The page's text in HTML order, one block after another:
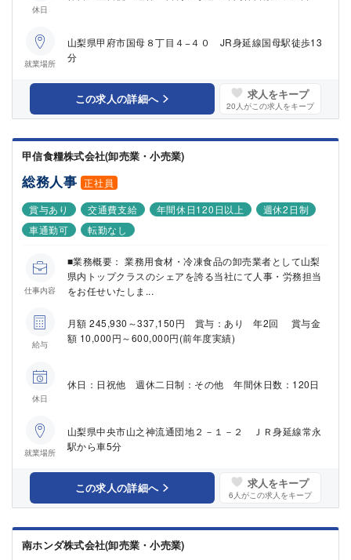
休日
就業場所
山梨県甲府市国母８丁目４−４０ JR身延線国母駅徒歩13
分
この求人の詳細へ 求人をキープ
20 人がこの求人をキープ
甲信食糧株式会社(卸売業・小売業)
総務人事 正社員
賞与あり
交通費支給 年間休日120日以上
週休2日制
車通勤可
転勤なし
仕事内容
■業務概要： 業務用食材・冷凍食品の卸売業者として山梨
県内トップクラスのシェアを誇る当社にて人事・労務担当
をお任せいたしま...
給与
月額 245,930～337,150円 賞与：あり 年2回 賞与金
額 10,000円～600,000円(前年度実績)
休日
休日：日祝他 週休二日制：その他 年間休日数：120日
就業場所
山梨県中央市山之神流通団地２－１－２ ＪＲ身延線常永
駅から車5分
この求人の詳細へ 求人をキープ
6 人がこの求人をキープ
南ホンダ株式会社(卸売業・小売業)